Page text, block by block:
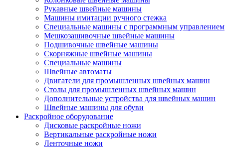
Рукавные швейные машины
Машины имитации ручного стежка
Специальные машины с программным управлением
Мешкозашивочные швейные машины
Подшивочные швейные машины
Скорняжные швейные машины
Специальные машины
Швейные автоматы
Двигатели для промышленных швейных машин
Столы для промышленных швейных машин
Дополнительные устройства для швейных машин
Швейные машины для обуви
Раскройное оборудование
Дисковые раскройные ножи
Вертикальные раскройные ножи
Ленточные ножи